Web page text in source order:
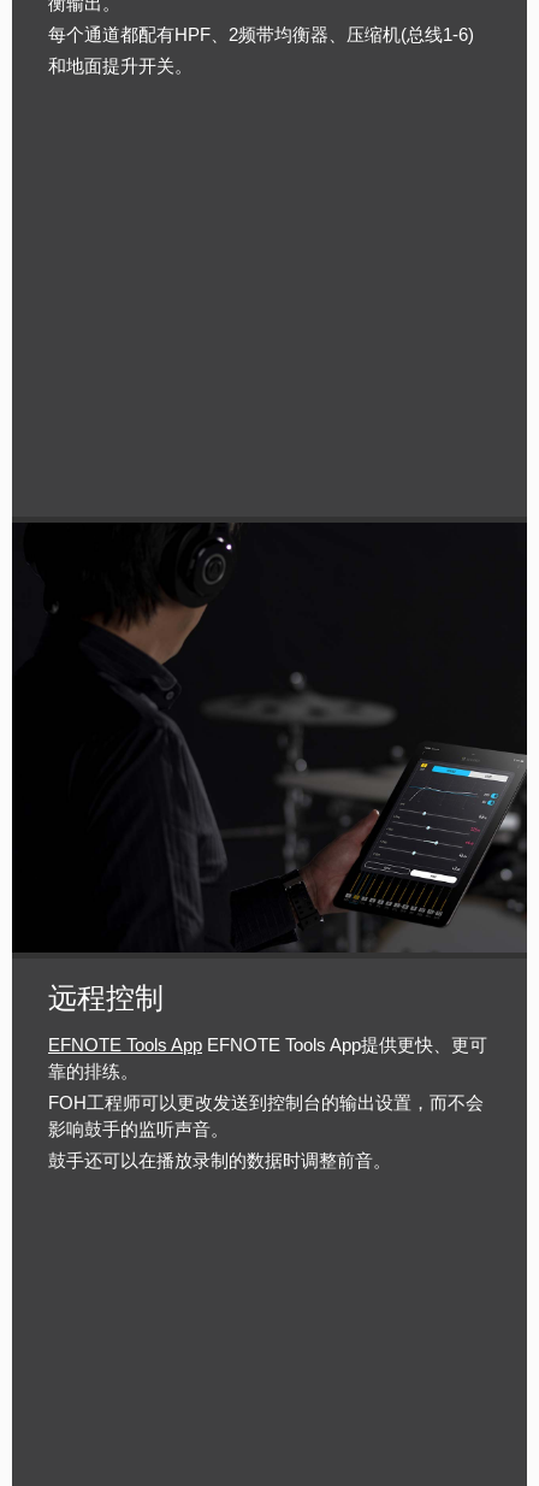
每个通道都配有HPF、2频带均衡器、压缩机(总线1-6)
和地面提升开关。
远程控制
EFNOTE Tools App EFNOTE Tools App提供更快、更可
靠的排练。
FOH工程师可以更改发送到控制台的输出设置，而不会
影响鼓手的监听声音。
鼓手还可以在播放录制的数据时调整前音。